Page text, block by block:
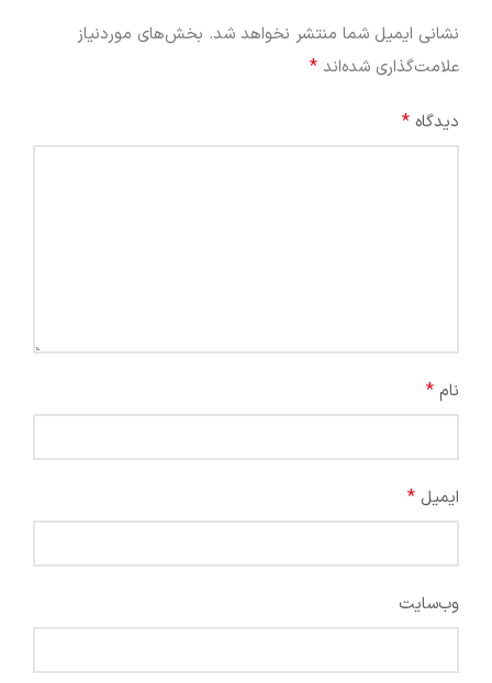
نشانی ایمیل شما منتشر نخواهد شد. بخش‌های موردنیاز
علامت‌گذاری شده‌اند *
دیدگاه *
نام *
ایمیل *
وب‌سایت